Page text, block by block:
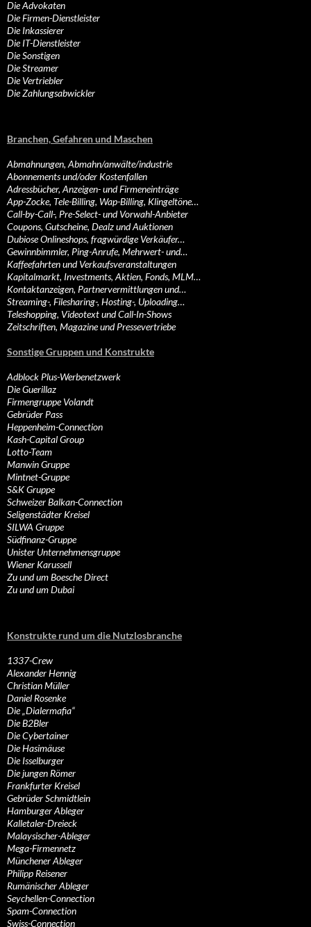
Die Advokaten
Die Firmen-Dienstleister
Die Inkassierer
Die IT-Dienstleister
Die Sonstigen
Die Streamer
Die Vertriebler
Die Zahlungsabwickler
Branchen, Gefahren und Maschen
Abmahnungen, Abmahn/anwälte/industrie
Abonnements und/oder Kostenfallen
Adressbücher, Anzeigen- und Firmeneinträge
App-Zocke, Tele-Billing, Wap-Billing, Klingeltöne…
Call-by-Call-, Pre-Select- und Vorwahl-Anbieter
Coupons, Gutscheine, Dealz und Auktionen
Dubiose Onlineshops, fragwürdige Verkäufer…
Gewinnbimmler, Ping-Anrufe, Mehrwert- und…
Kaffeefahrten und Verkaufsveranstaltungen
Kapitalmarkt, Investments, Aktien, Fonds, MLM…
Kontaktanzeigen, Partnervermittlungen und…
Streaming-, Filesharing-, Hosting-, Uploading…
Teleshopping, Videotext und Call-In-Shows
Zeitschriften, Magazine und Pressevertriebe
Sonstige Gruppen und Konstrukte
Adblock Plus-Werbenetzwerk
Die Guerillaz
Firmengruppe Volandt
Gebrüder Pass
Heppenheim-Connection
Kash-Capital Group
Lotto-Team
Manwin Gruppe
Mintnet-Gruppe
S&K Gruppe
Schweizer Balkan-Connection
Seligenstädter Kreisel
SILWA Gruppe
Südfinanz-Gruppe
Unister Unternehmensgruppe
Wiener Karussell
Zu und um Boesche Direct
Zu und um Dubai
Konstrukte rund um die Nutzlosbranche
1337-Crew
Alexander Hennig
Christian Müller
Daniel Rosenke
Die „Dialermafia“
Die B2Bler
Die Cybertainer
Die Hasimäuse
Die Isselburger
Die jungen Römer
Frankfurter Kreisel
Gebrüder Schmidtlein
Hamburger Ableger
Kalletaler-Dreieck
Malaysischer-Ableger
Mega-Firmennetz
Münchener Ableger
Philipp Reisener
Rumänischer Ableger
Seychellen-Connection
Spam-Connection
Swiss-Connection